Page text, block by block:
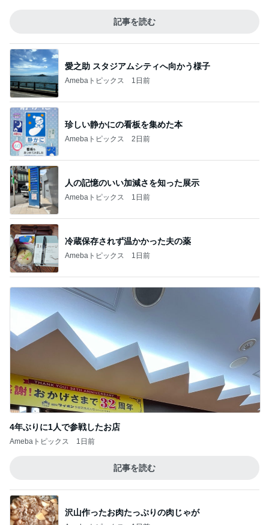
記事を読む
愛之助 スタジアムシティへ向かう様子
Amebaトピックス 1日前
珍しい静かにの看板を集めた本
Amebaトピックス 2日前
人の記憶のいい加減さを知った展示
Amebaトピックス 1日前
冷蔵保存されず温かかった夫の薬
Amebaトピックス 1日前
4年ぶりに1人で参戦したお店
Amebaトピックス 1日前
記事を読む
沢山作ったお肉たっぷりの肉じゃが